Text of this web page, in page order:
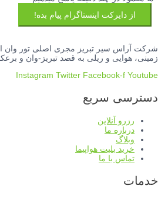
از دایرکت اینستاگرام پیام بده!
شرکت آراس سیر تبریز مجری اصلی تور وان
زمینی، هوایی و ریلی به قصد تبریز-وان و
Instagram Twitter Facebook-f Youtube
دسترسی سریع
رزرو آنلاین
درباره ما
وبلاگ
خرید بلیت هواپیما
تماس با ما
خدمات